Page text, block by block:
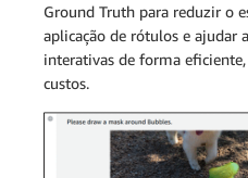
Ground Truth para reduzir o
aplicação de rótulos e ajudar
interativas de forma
custos.